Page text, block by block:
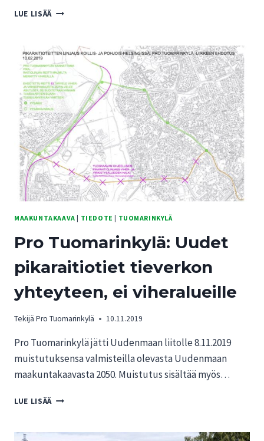
LUE LISÄÄ PRO
SOPII
OLEMASSA
OLEVAN
TIEVERKON
YHTEYTEEN,
EI
KARTANOALUEELLE
MAAKUNTAKAAVA | TIEDOTE | TUOMARINKYLÄ
Pro Tuomarinkylä: Uudet
pikaraitiotiet tieverkon
yhteyteen, ei viheralueille
Tekijä Pro Tuomarinkylä 10.11.2019
Pro Tuomarinkylä jätti Uudenmaan liitolle 8.11.2019
muistutuksensa valmisteilla olevasta Uudenmaan
maakuntakaavasta 2050. Muistutus sisältää myös…
LUE LISÄÄ PRO
PIKARAITIOTIET